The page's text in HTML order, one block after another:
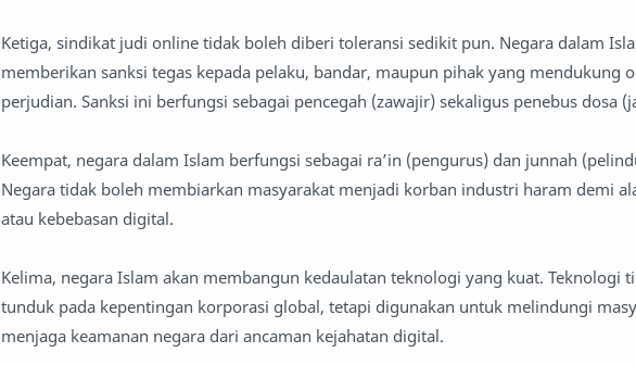
Ketiga, sindikat judi online tidak boleh diberi toleransi sedikit pun. Negara dalam
memberikan sanksi tegas kepada pelaku, bandar, maupun pihak yang mendukung
perjudian. Sanksi ini berfungsi sebagai pencegah (zawajir) sekaligus penebus dosa
Keempat, negara dalam Islam berfungsi sebagai ra’in (pengurus) dan junnah
Negara tidak boleh membiarkan masyarakat menjadi korban industri haram demi
atau kebebasan digital.
Kelima, negara Islam akan membangun kedaulatan teknologi yang kuat. Teknologi
tunduk pada kepentingan korporasi global, tetapi digunakan untuk melindungi
menjaga keamanan negara dari ancaman kejahatan digital.